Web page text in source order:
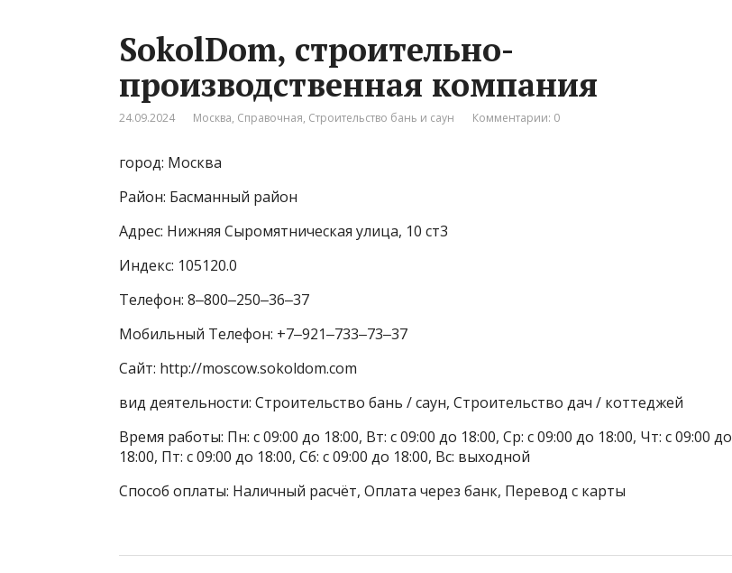
SokolDom, строительно-
производственная компания
24.09.2024 Москва, Справочная, Строительство бань и саун Комментарии: 0
город: Москва
Район: Басманный район
Адрес: Нижняя Сыромятническая улица, 10 ст3
Индекс: 105120.0
Телефон: 8‒800‒250‒36‒37
Мобильный Телефон: +7‒921‒733‒73‒37
Сайт: http://moscow.sokoldom.com
вид деятельности: Строительство бань / саун, Строительство дач / коттеджей
Время работы: Пн: с 09:00 до 18:00, Вт: с 09:00 до 18:00, Ср: с 09:00 до 18:00, Чт: с 09:00 до
18:00, Пт: с 09:00 до 18:00, Сб: с 09:00 до 18:00, Вс: выходной
Способ оплаты: Наличный расчёт, Оплата через банк, Перевод с карты